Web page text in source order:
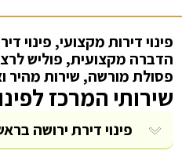
פינוי דירות מקצועי, פינוי
הדברה מקצועית, פוליש
פסולת מורשה, שירות מהיר
שירותי המרכז
פינוי דירת ירושה